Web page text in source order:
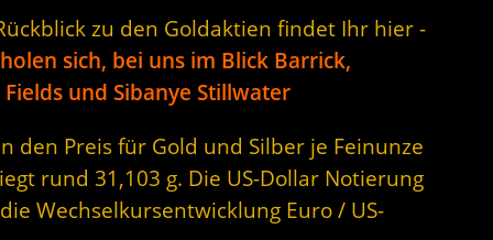
zu den Goldaktien findet Ihr hier -
sich, bei uns im Blick Barrick,
und Sibanye Stillwater
den Preis für Gold und Silber je Feinunze
rund 31,103 g. Die US-Dollar Notierung
Wechselkursentwicklung Euro / US-